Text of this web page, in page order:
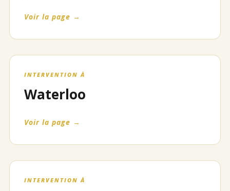
Voir la page →
INTERVENTION À
Waterloo
Voir la page →
INTERVENTION À